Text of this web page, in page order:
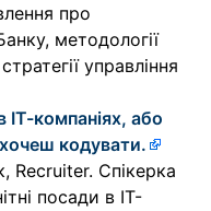
про
методології
управління
ІТ-компаніях, або
кодувати.
Recruiter. Спікерка
посади в ІТ-